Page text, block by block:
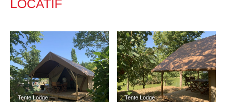
LOCATIF
Tente Lodge Tente Lodge